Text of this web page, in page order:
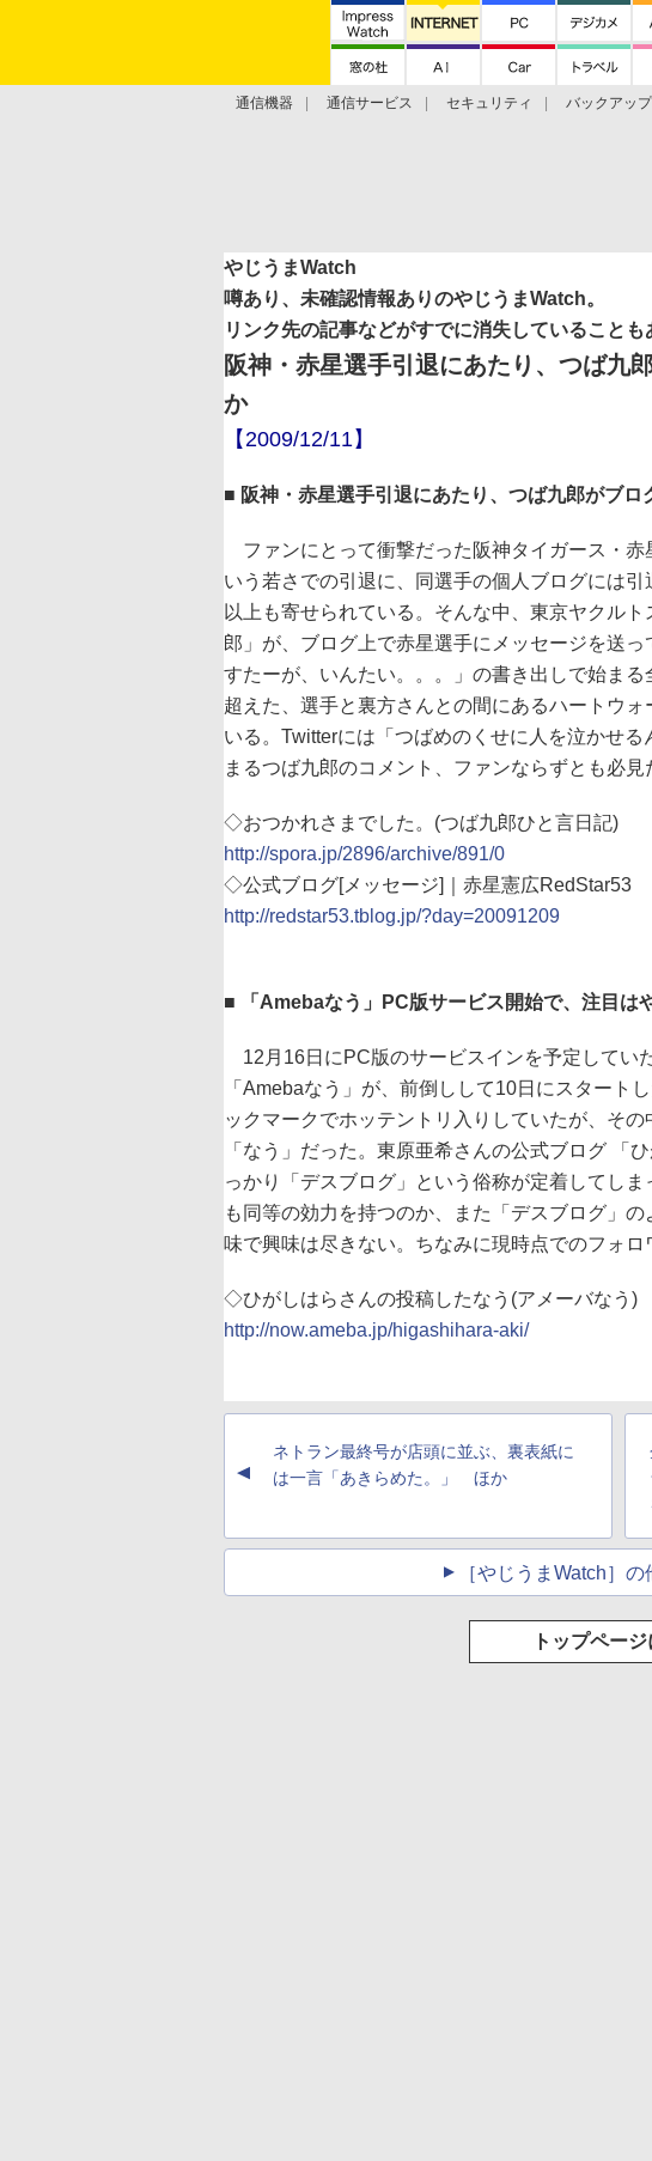
通信機器 通信サービス セキュリティ バックアップ
やじうまWatch
噂あり、未確認情報ありのやじうまWatch。
リンク先の記事などがすでに消失していること
阪神・赤星選手引退にあたり、つば
か
【2009/12/11】
■ 阪神・赤星選手引退にあたり、つば九郎がブロ
ファンにとって衝撃だった阪神タイガース・赤
いう若さでの引退に、同選手の個人ブログには
以上も寄せられている。そんな中、東京ヤクル
郎」が、ブログ上で赤星選手にメッセージを送
すたーが、いんたい。。。」の書き出しで始ま
超えた、選手と裏方さんとの間にあるハートウ
いる。Twitterには「つばめのくせに人を泣かせ
まるつば九郎のコメント、ファンならずとも必見
◇おつかれさまでした。(つば九郎ひと言日記)
http://spora.jp/2896/archive/891/0
◇公式ブログ[メッセージ]｜赤星憲広RedStar53
http://redstar53.tblog.jp/?day=20091209
■ 「Amebaなう」PC版サービス開始で、注目
12月16日にPC版のサービスインを予定してい
「Amebaなう」が、前倒しして10日にスタート
ックマークでホッテントリ入りしていたが、そ
「なう」だった。東原亜希さんの公式ブログ 「
っかり「デスブログ」という俗称が定着してし
も同等の効力を持つのか、また「デスブログ」
味で興味は尽きない。ちなみに現時点でのフォロ
◇ひがしはらさんの投稿したなう(アメーバなう)
http://now.ameba.jp/higashihara-aki/
▲
ネトラン最終号が店頭に並ぶ、裏表紙に
は一言「あきらめた。」 ほか
［やじうまWatch］
トップペー